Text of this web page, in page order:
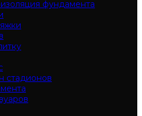
фундамента
стадионов